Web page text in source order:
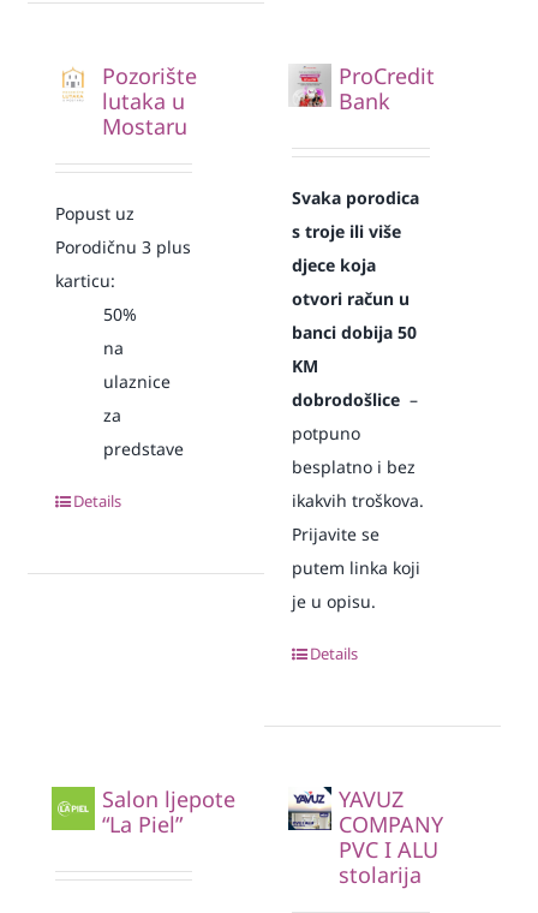
Pozorište
lutaka u
Mostaru
Popust uz
Porodičnu 3 plus
karticu:
50%
na
ulaznice
za
predstave
Details
ProCredit
Bank
Svaka porodica
s troje ili više
djece koja
otvori račun u
banci dobija 50
KM
dobrodošlice –
potpuno
besplatno i bez
ikakvih troškova.
Prijavite se
putem linka koji
je u opisu.
Details
Salon ljepote
“La Piel”
YAVUZ
COMPANY
PVC I ALU
stolarija